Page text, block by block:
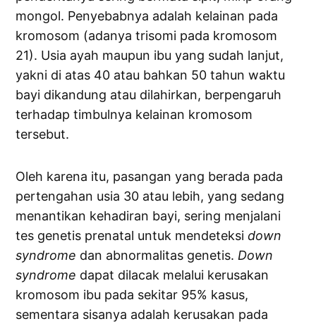
mongol. Penyebabnya adalah kelainan pada
kromosom (adanya trisomi pada kromosom
21). Usia ayah maupun ibu yang sudah lanjut,
yakni di atas 40 atau bahkan 50 tahun waktu
bayi dikandung atau dilahirkan, berpengaruh
terhadap timbulnya kelainan kromosom
tersebut.
Oleh karena itu, pasangan yang berada pada
pertengahan usia 30 atau lebih, yang sedang
menantikan kehadiran bayi, sering menjalani
tes genetis prenatal untuk mendeteksidown
syndrome dan abnormalitas genetis. Down
syndrome dapat dilacak melalui kerusakan
kromosom ibu pada sekitar 95% kasus,
sementara sisanya adalah kerusakan pada